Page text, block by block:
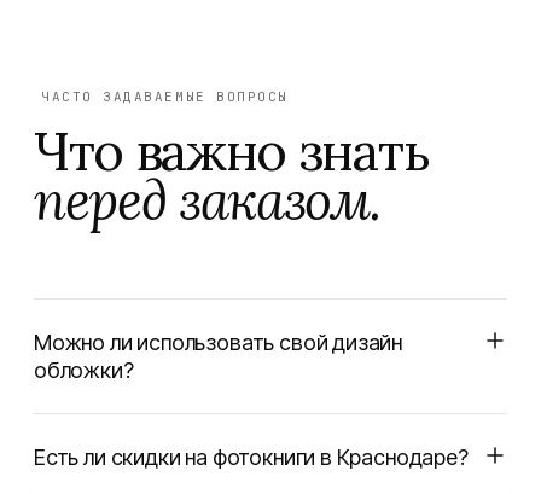
ЧАСТО ЗАДАВАЕМЫЕ ВОПРОСЫ
Что важно знать
перед заказом.
Можно ли использовать свой дизайн
обложки?
Есть ли скидки на фотокниги в Краснодаре?